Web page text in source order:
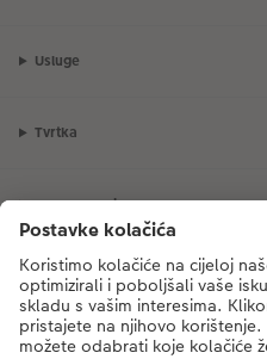
Usluge
Tvrtka
Ponuda proizvoda
CEWE Fotosvijet